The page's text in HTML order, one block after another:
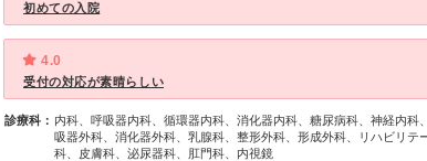
初めての入院
4.0
受付の対応が素晴らしい
診療科： 内科、呼吸器内科、循環器内科、消化器内科、糖尿病科、神経内科
吸器外科、消化器外科、乳腺科、整形外科、形成外科、リハビリテ
科、皮膚科、泌尿器科、肛門科、内視鏡